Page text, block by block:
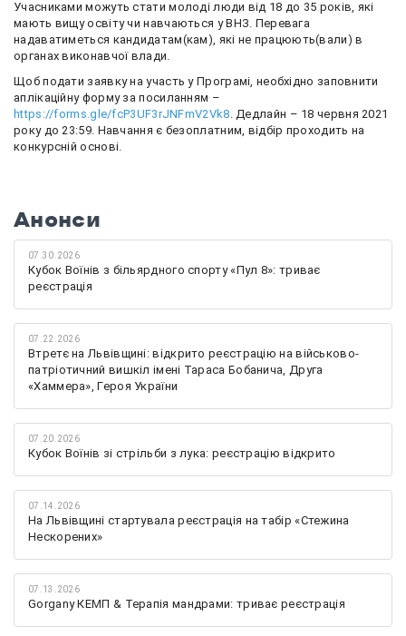
Учасниками можуть стати молоді люди від 18 до 35 років, які
мають вищу освіту чи навчаються у ВНЗ. Перевага
надаватиметься кандидатам(кам), які не працюють(вали) в
органах виконавчої влади.
Щоб подати заявку на участь у Програмі, необхідно заповнити
аплікаційну форму за посиланням –
https://forms.gle/fcP3UF3rJNFmV2Vk8 . Дедлайн – 18 червня 2021
року до 23:59. Навчання є безоплатним, відбір проходить на
конкурсній основі.
Анонси
07.30.2026
Кубок Воїнів з більярдного спорту «Пул 8»: триває
реєстрація
07.22.2026
Втретє на Львівщині: відкрито реєстрацію на військово-
патріотичний вишкіл імені Тараса Бобанича, Друга
«Хаммера», Героя України
07.20.2026
Кубок Воїнів зі стрільби з лука: реєстрацію відкрито
07.14.2026
На Львівщині стартувала реєстрація на табір «Стежина
Нескорених»
07.13.2026
Gorgany КЕМП & Терапія мандрами: триває реєстрація